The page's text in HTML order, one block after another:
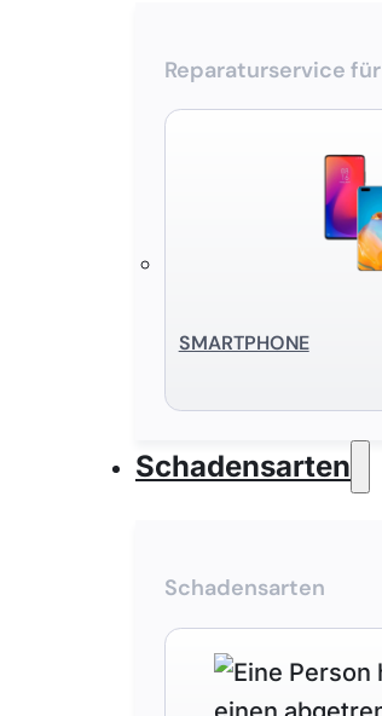
Reparaturservice für
SMART­PHONE
Schadensarten
Schadensarten